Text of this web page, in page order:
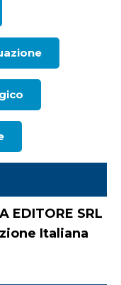
EDITORE SRL
Italiana